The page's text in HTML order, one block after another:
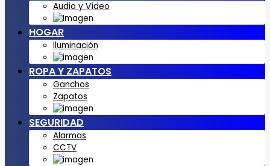
Audio y Vídeo
HOGAR
Iluminación
ROPA Y ZAPATOS
Ganchos
Zapatos
SEGURIDAD
Alarmas
CCTV